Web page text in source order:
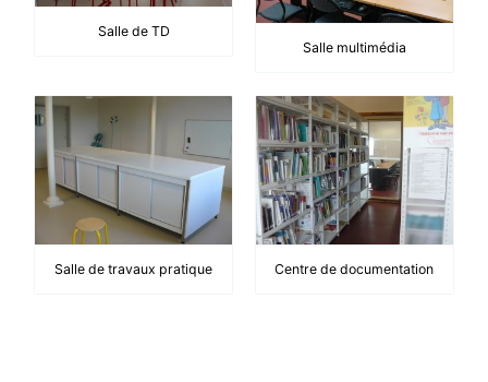
Salle de TD
Salle multimédia
Salle de travaux pratique Centre de documentation